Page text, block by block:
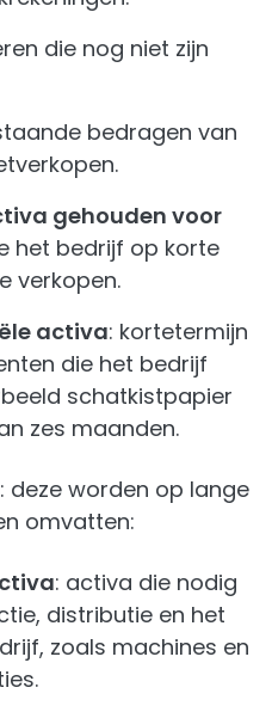
die nog niet zijn
bedragen van
gehouden voor
het bedrijf op korte
verkopen.
activa: kortetermijn
die het bedrijf
schatkistpapier
zes maanden.
: deze worden op lange
omvatten:
: activa die nodig
distributie en het
zoals machines en